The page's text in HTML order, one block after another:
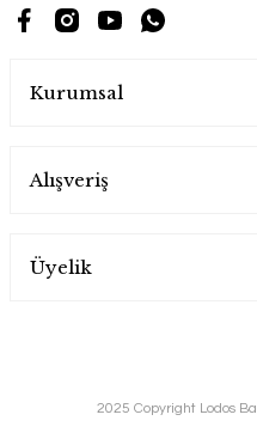
Kurumsal
Alışveriş
Üyelik
2025 Copyright Lodos